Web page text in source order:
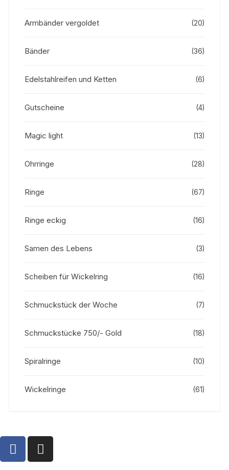
Armbänder vergoldet (20)
Bänder (36)
Edelstahlreifen und Ketten (6)
Gutscheine (4)
Magic light (13)
Ohrringe (28)
Ringe (67)
Ringe eckig (16)
Samen des Lebens (3)
Scheiben für Wickelring (16)
Schmuckstück der Woche (7)
Schmuckstücke 750/- Gold (18)
Spiralringe (10)
Wickelringe (61)